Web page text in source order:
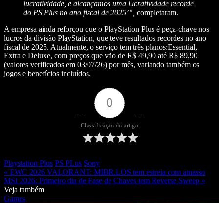
lucratividade, e alcançamos uma lucratividade recorde
do PS Plus no ano fiscal de 2025’”, completaram.
A empresa ainda reforçou que o PlayStation Plus é peça-chave nos
lucros da divisão PlayStation, que teve resultados recordes no ano
fiscal de 2025. Atualmente, o serviço tem três planos:Essential,
Extra e Deluxe, com preços que vão de R$ 49,90 até R$ 89,90
(valores verificados em 03/07/26) por mês, variando também os
jogos e benefícios incluídos.
0
Classificação do artigo
Playstation Plus PS PLus Sony
« EWC 2026 VALORANT: MIBR.LOS tem estreia com amasso
MSI 2026: Primeiro dia de Fase de Chaves tem Reverse Sweep »
Veja também
Games